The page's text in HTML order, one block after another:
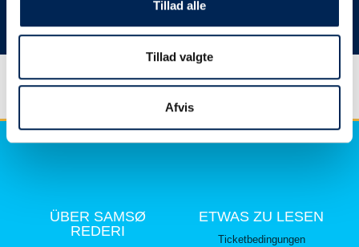
Tillad alle
Tillad valgte
Afvis
Vielen Dank für Ihr Verständnis.
ÜBER SAMSØ
REDERI
ETWAS ZU LESEN
Ticketbedingungen